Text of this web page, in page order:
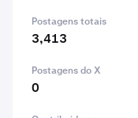
Postagens totais
3,413
Postagens do X
0